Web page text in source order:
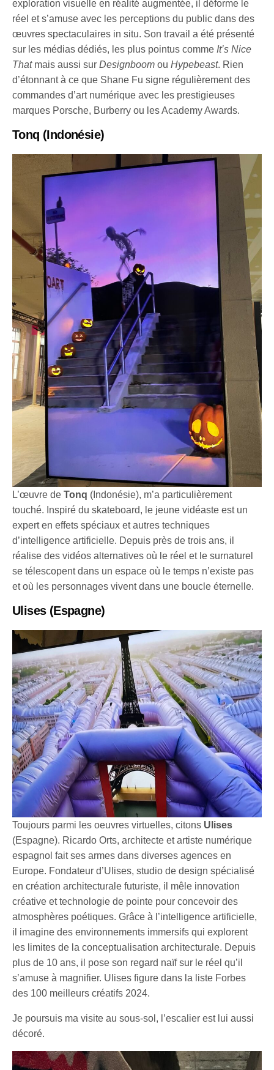
exploration visuelle en réalité augmentée, il déforme le
réel et s’amuse avec les perceptions du public dans des
œuvres spectaculaires in situ. Son travail a été présenté
sur les médias dédiés, les plus pointus comme It’s Nice
Thatmais aussi surDesignboom ouHypebeast. Rien
d’étonnant à ce que Shane Fu signe régulièrement des
commandes d’art numérique avec les prestigieuses
marques Porsche, Burberry ou les Academy Awards.
Tonq (Indonésie)
L’œuvre deTonq (Indonésie), m’a particulièrement
touché. Inspiré du skateboard, le jeune vidéaste est un
expert en effets spéciaux et autres techniques
d’intelligence artificielle. Depuis près de trois ans, il
réalise des vidéos alternatives où le réel et le surnaturel
se télescopent dans un espace où le temps n’existe pas
et où les personnages vivent dans une boucle éternelle.
Ulises(Espagne)
Toujours parmi les oeuvres virtuelles, citons Ulises
(Espagne). Ricardo Orts, architecte et artiste numérique
espagnol fait ses armes dans diverses agences en
Europe. Fondateur d’Ulises, studio de design spécialisé
en création architecturale futuriste, il mêle innovation
créative et technologie de pointe pour concevoir des
atmosphères poétiques. Grâce à l’intelligence artificielle,
il imagine des environnements immersifs qui explorent
les limites de la conceptualisation architecturale. Depuis
plus de 10 ans, il pose son regard naïf sur le réel qu’il
s’amuse à magnifier. Ulises figure dans la liste Forbes
des 100 meilleurs créatifs 2024.
Je poursuis ma visite au sous-sol, l’escalier est lui aussi
décoré.